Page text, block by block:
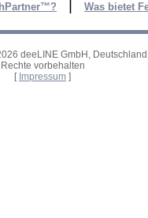
Was bietet
deeLINE GmbH,
Rechte vorbehalten
[ Impressum ]